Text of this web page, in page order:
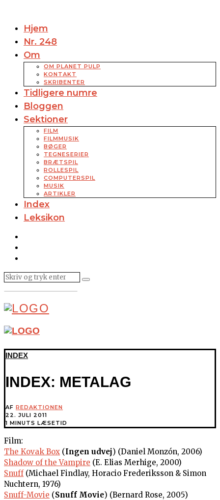
Hjem
Nr. 248
Om
OM PLANET PULP
KONTAKT
SKRIBENTER
Tidligere numre
Bloggen
Sektioner
FILM
FILMMUSIK
BØGER
TEGNESERIER
BRÆTSPIL
ROLLESPIL
COMPUTERSPIL
MUSIK
ARTIKLER
Index
Leksikon
INDEX
INDEX: METALAG
AF REDAKTIONEN
22. JULI 2011
1 MINUTS LÆSETID
Film:
The Kovak Box (Ingen udvej) (Daniel Monzón, 2006)
Shadow of the Vampire (E. Elias Merhige, 2000)
Snuff(Michael Findlay, Horacio Frederiksson & Simon
Nuchtern, 1976)
Snuff-Movie (Snuff Movie) (Bernard Rose, 2005)